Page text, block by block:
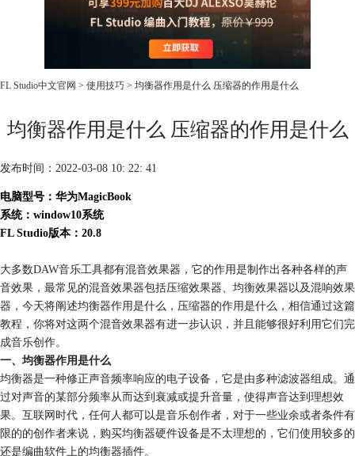
FL Studio中文官网 > 使用技巧 > 均衡器作用是什么 压缩器的作用是什么
均衡器作用是什么 压缩器的作用是什么
发布时间：2022-03-08 10: 22: 41
电脑型号：华为MagicBook
系统：window10系统
FL Studio版本：20.8
大多数DAW音乐工具都有混音效果器，它的作用是制作出各种各样的声
音效果，最常见的混音效果器包括压缩效果器、均衡效果器以及混响效果
器，今天将阐述均衡器作用是什么，压缩器的作用是什么，相信通过这篇
教程，你将对这两个混音效果器有进一步认识，并且能够很好利用它们完
成音乐创作。
一、均衡器作用是什么
均衡器是一种修正声音频率响应的电子设备，它是由多种滤波器组成。通
过对声音的某部分频率从而达到衰减或提升音量，使得声音达到理想效
果。互联网时代，任何人都可以是音乐创作者，对于一些业余或者条件有
限的的创作者来说，购买均衡器硬件设备是不太理想的，它们使用较多的
还是编曲软件上的均衡器插件。